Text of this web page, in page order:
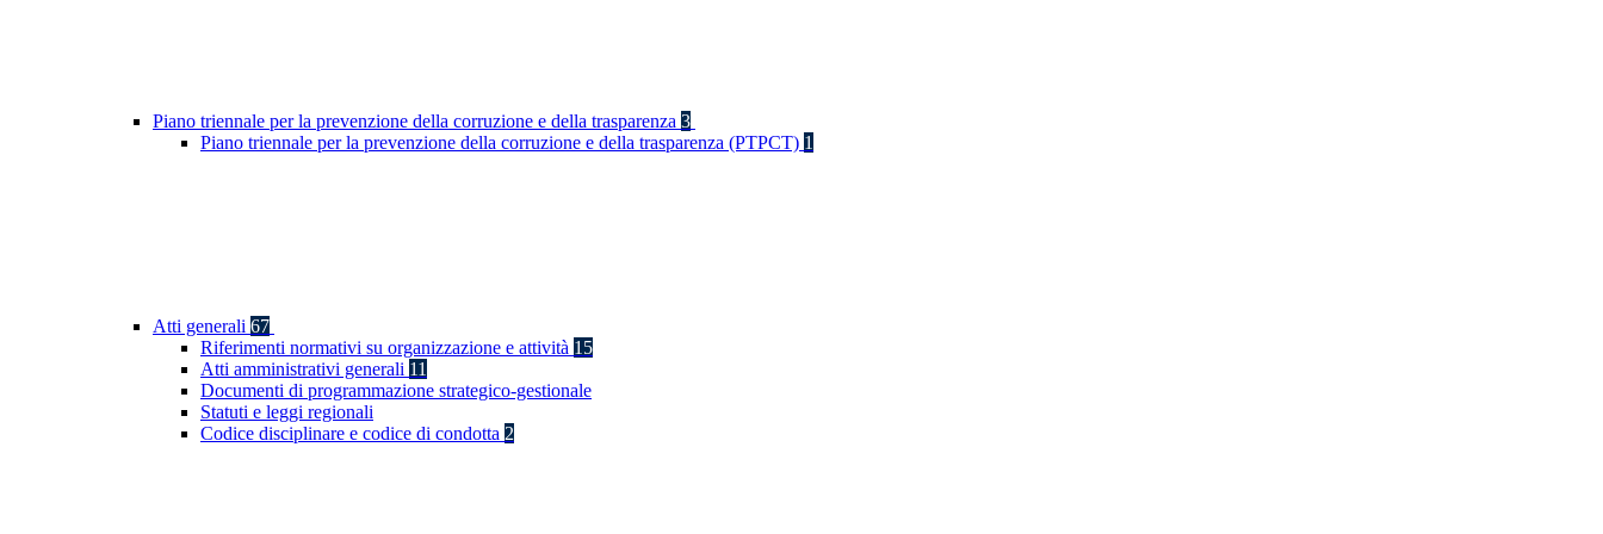
Piano triennale per la prevenzione della corruzione e della trasparenza 3
Piano triennale per la prevenzione della corruzione e della trasparenza (PTPCT) 1
Atti generali 67
Riferimenti normativi su organizzazione e attività 15
Atti amministrativi generali 11
Documenti di programmazione strategico-gestionale
Statuti e leggi regionali
Codice disciplinare e codice di condotta 2